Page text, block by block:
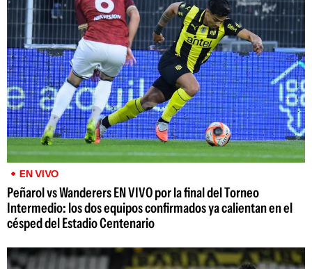
EN VIVO
Peñarol vs Wanderers EN VIVO por la final del Torneo
Intermedio: los dos equipos confirmados ya calientan en el
césped del Estadio Centenario